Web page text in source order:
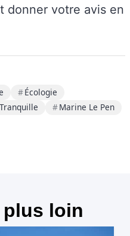
donner votre avis en
Écologie
Marine Le Pen
plus loin